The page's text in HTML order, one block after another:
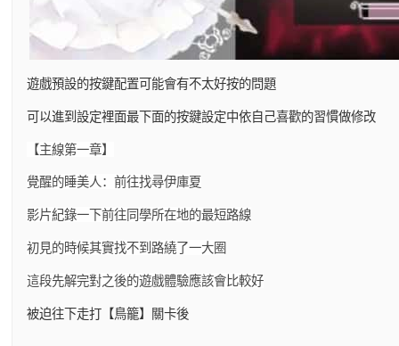
遊戲預設的按鍵配置可能會有不太好按的問題
可以進到設定裡面最下面的按鍵設定中依自己喜歡的習慣做修改
【主線第一章】
覺醒的睡美人：前往找尋伊庫夏
影片紀錄一下前往同學所在地的最短路線
初見的時候其實找不到路繞了一大圈
這段先解完對之後的遊戲體驗應該會比較好
被迫往下走打【鳥籠】關卡後